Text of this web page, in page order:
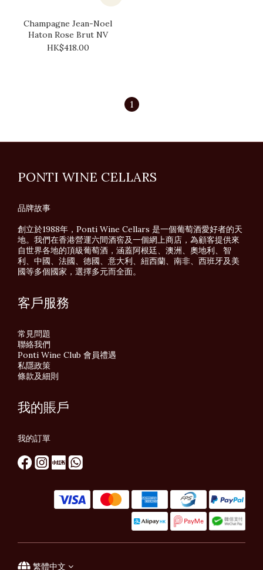
Champagne Jean-Noel
Haton Rose Brut NV
HK$418.00
1
PONTI WINE CELLARS
品牌故事
創立於1988年，Ponti Wine Cellars 是一個葡萄酒愛好者的天
地。我們在香港營運六間酒窖及一個網上商店，為顧客提供來
自世界各地的頂級葡萄酒，涵蓋阿根廷、澳洲、奧地利、智
利、中國、法國、德國、意大利、紐西蘭、南非、西班牙及美
國等多個國家，選擇多元而全面。
客戶服務
常見問題
聯絡我們
Ponti Wine Club 會員禮遇
私隱政策
條款及細則
我的賬戶
我的訂單
繁體中文